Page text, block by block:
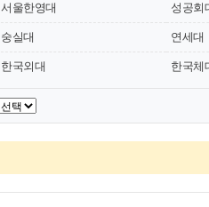
서울한영대 성공회
숭실대 연세대
한국외대 한국체
[김영일교육컨설팅] ‘2027 대학 수시
2027 수시 합격예측프로그램 「